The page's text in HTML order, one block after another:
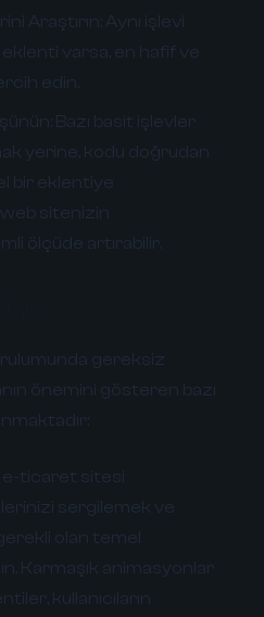
Araştırın:Aynı işlevi
varsa, en hafif ve
edin.
Bazı basit işlevler
yerine, kodu doğrudan
bir eklentiye
web sitenizin
ölçüde artırabilir.
gereksiz
önemini gösteren bazı
e-ticaret sitesi
sergilemek ve
olan temel
Karmaşık animasyonlar
kullanıcıların